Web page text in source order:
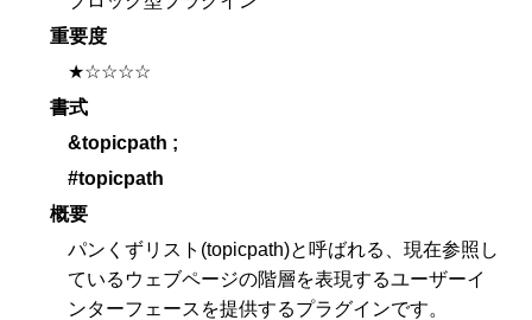
重要度
★☆☆☆☆
書式
&topicpath ;
#topicpath
概要
パンくずリスト(topicpath)と呼ばれる、現在参照し
ているウェブページの階層を表現するユーザーイ
ンターフェースを提供するプラグインです。